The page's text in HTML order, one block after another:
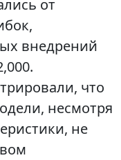
от
внедрений
что
несмотря
не